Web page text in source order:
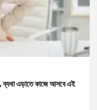
ব্যথা এড়াতে কাজে আসবে এই